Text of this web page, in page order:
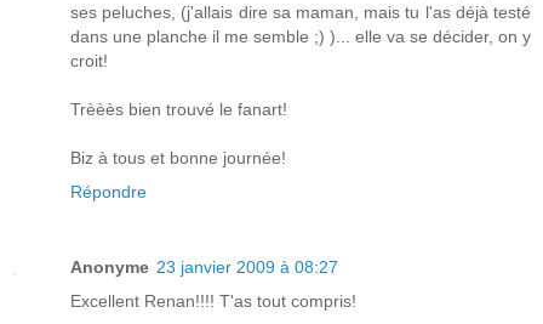
ses peluches, (j'allais dire sa maman, mais tu l'as déjà testé
dans une planche il me semble ;) )... elle va se décider, on y
croit!
Trèèès bien trouvé le fanart!
Biz à tous et bonne journée!
Répondre
Anonyme 23 janvier 2009 à 08:27
Excellent Renan!!!! T'as tout compris!